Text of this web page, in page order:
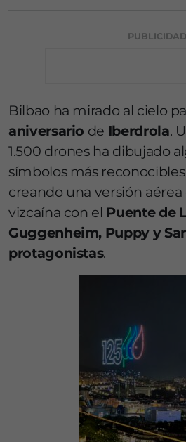
PUBLICIDAD
Bilbao ha mirado al cielo
aniversario de Iberdrola.
1.500 drones ha dibujado
símbolos más
creando una versión aérea
vizcaína con el Puente de
Guggenheim, Puppy y
protagonistas.